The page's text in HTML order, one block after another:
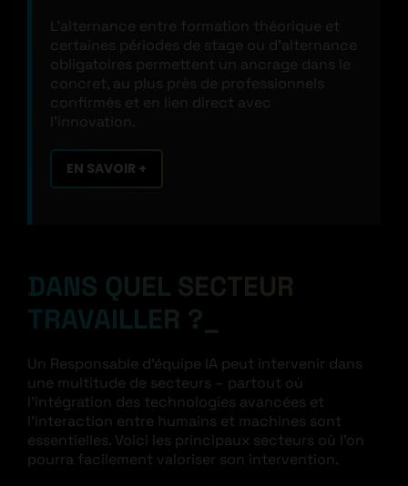
L’alternance entre formation théorique et
certaines périodes de stage ou d’alternance
obligatoires permettent un ancrage dans le
concret, au plus près de professionnels
confirmés et en lien direct avec
l’innovation.
EN SAVOIR +
DANS QUEL SECTEUR
TRAVAILLER ?
Un Responsable d’équipe IA peut intervenir dans
une multitude de secteurs – partout où
l’intégration des technologies avancées et
l’interaction entre humains et machines sont
essentielles. Voici les principaux secteurs où l’on
pourra facilement valoriser son intervention.